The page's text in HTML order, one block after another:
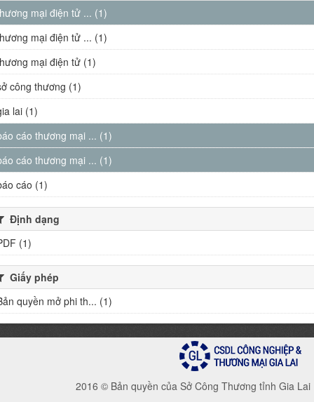
mại điện tử ... (1)
mại điện tử ... (1)
mại điện tử (1)
công thương (1)
lai (1)
cáo thương mại ... (1)
cáo thương mại ... (1)
cáo (1)
Định dạng
(1)
Giấy phép
quyền mở phi th... (1)
2016 © Bản quyền của Sở Công Thương tỉnh Gia Lai